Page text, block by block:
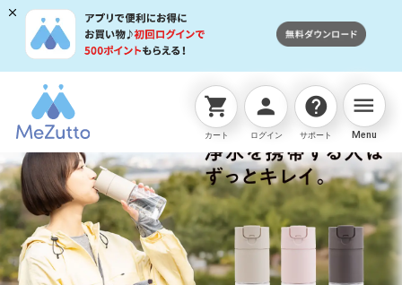
shopping_cart
カート
person
ログイン
help
サポート
menu
Menu